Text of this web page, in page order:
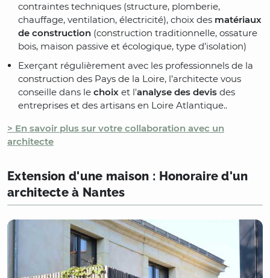
contraintes techniques (structure, plomberie,
chauffage, ventilation, électricité), choix des matériaux
de construction (construction traditionnelle, ossature
bois, maison passive et écologique, type d’isolation)
Exerçant régulièrement avec les professionnels de la
construction des Pays de la Loire, l’architecte vous
conseille dans le choix et l'analyse des devis des
entreprises et des artisans en Loire Atlantique..
> En savoir plus sur votre collaboration avec un
architecte
Extension d'une maison : Honoraire d'un
architecte à Nantes